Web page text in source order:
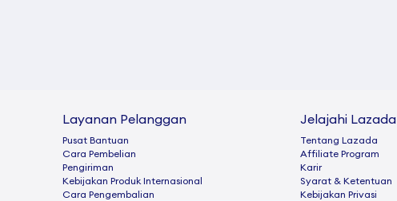
Layanan Pelanggan
Pusat Bantuan
Cara Pembelian
Pengiriman
Kebijakan Produk Internasional
Cara Pengembalian
Jelajahi Lazada
Tentang Lazada
Afﬁliate Program
Karir
Syarat & Ketentuan
Kebijakan Privasi